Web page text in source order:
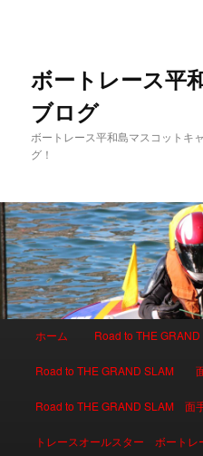
ボートレース平
ブログ
ボートレース平和島マスコットキ
グ！
メインコンテンツへ移動
サブコンテンツへ移動
ホーム Road to THE
Road to THE GRAND SLAM
Road to THE GRAND SLAM
トレースオールスター ボートレ